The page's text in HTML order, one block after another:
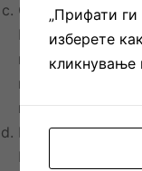
СТРУК
Поминете ја
природен струк,
половината.
на телото,
КОЛК
Поминете ја
„Прифати
изберете
кликнување